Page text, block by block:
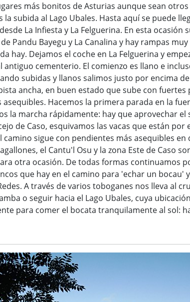
más bonitos de Asturias aunque sean
subida al Lago Ubales. Hasta aquí se puede
La Infiesta y La Felguerina. En esta ocasión
Pandu Bayegu y La Canalina y hay rampas
hay. Dejamos el coche en La Felguerina y
cementerio. El comienzo es llano e
subidas y llanos salimos justo por encima
ancha, en buen estado que sube con
Hacemos la primera parada en la
la marcha rápidamente: hay que aprovechar
de Caso, esquivamos las vacas que están
camino sigue con pendientes más asequibles
el Cantu'l Osu y la zona Este de Caso
otra ocasión. De todas formas continuamos
que hay en el camino para 'echar un
A través de varios toboganes nos lleva al
o seguir hacia el Lago Ubales, cuya
para comer el bocata tranquilamente al sol: